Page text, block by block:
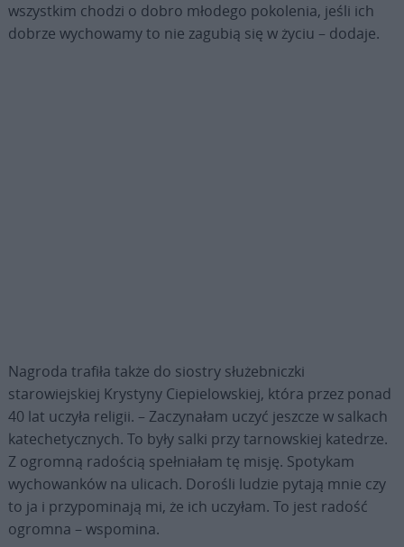
wszystkim chodzi o dobro młodego pokolenia, jeśli ich
dobrze wychowamy to nie zagubią się w życiu – dodaje.
Nagroda trafiła także do siostry służebniczki
starowiejskiej Krystyny Ciepielowskiej, która przez ponad
40 lat uczyła religii. – Zaczynałam uczyć jeszcze w salkach
katechetycznych. To były salki przy tarnowskiej katedrze.
Z ogromną radością spełniałam tę misję. Spotykam
wychowanków na ulicach. Dorośli ludzie pytają mnie czy
to ja i przypominają mi, że ich uczyłam. To jest radość
ogromna – wspomina.